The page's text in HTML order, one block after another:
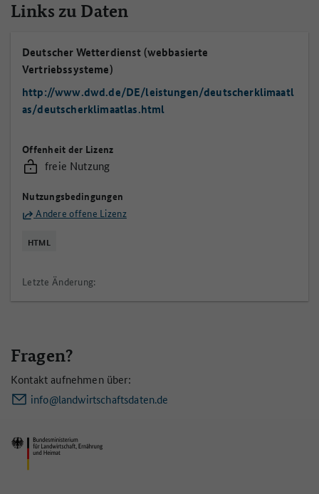
Links zu Daten
Deutscher Wetterdienst (webbasierte
Vertriebssysteme)
http://www.dwd.de/DE/leistungen/deutscherklimaatl
as/deutscherklimaatlas.html
Offenheit der Lizenz
freie Nutzung
Nutzungsbedingungen
Andere offene Lizenz
HTML
Letzte Änderung:
Fragen?
Kontakt aufnehmen über:
info@landwirtschaftsdaten.de